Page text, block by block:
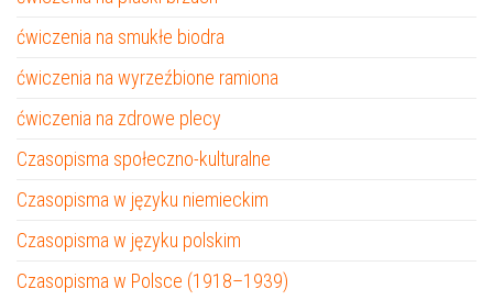
ćwiczenia na smukłe biodra
ćwiczenia na wyrzeźbione ramiona
ćwiczenia na zdrowe plecy
Czasopisma społeczno-kulturalne
Czasopisma w języku niemieckim
Czasopisma w języku polskim
Czasopisma w Polsce (1918–1939)